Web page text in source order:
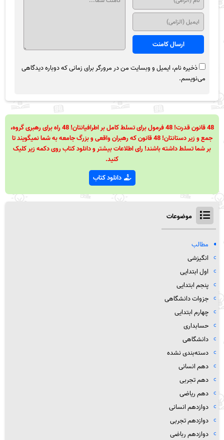
ذخیره نام، ایمیل و وبسایت من در مرورگر برای زمانی که دوباره دیدگاهی
می‌نویسم.
48 قانون قدرت! 48 فرمول برای تسلط کامل بر اطرافیانتان! 48 راه برای رهبری گروه،
جمع و زیر دستانتان! 48 قانون که رهبران واقعی و بزرگ جامعه به شما نمیگویند تا
بر شما تسلط داشته باشند! رای اطلاعات بیشتر و دانلود کتاب روی دکمه زیر کلیک
کنید.
دانلود کتاب
موضوعات
مطالب
انگیزشی
اول ابتدایی
پنجم ابتدایی
جزوات دانشگاهی
چهارم ابتدایی
حسابداری
دانشگاهی
دسته‌بندی نشده
دهم انسانی
دهم تجربی
دهم ریاضی
دوازدهم انسانی
دوازدهم تجربی
دوازدهم رباضی